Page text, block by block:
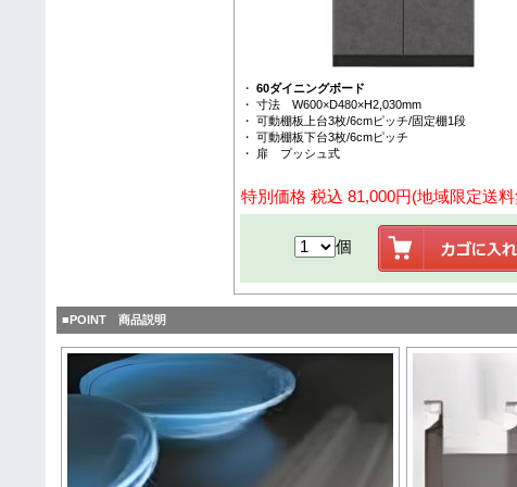
・ 60ダイニングボード
・ 寸法 W600×D480×H2,030mm
・ 可動棚板上台3枚/6cmピッチ/固定棚1段
・ 可動棚板下台3枚/6cmピッチ
・ 扉 プッシュ式
特別価格 税込 81,000円(地域限定送
個
■POINT 商品説明